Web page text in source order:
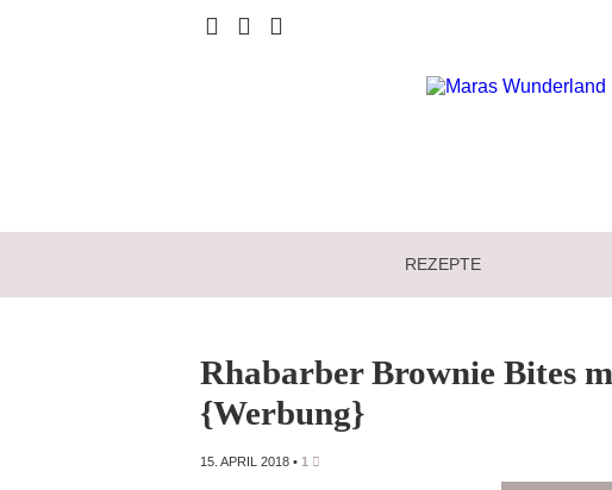
REZEPTE
Rhabarber Brownie Bites
{Werbung}
15. APRIL 2018 • 1